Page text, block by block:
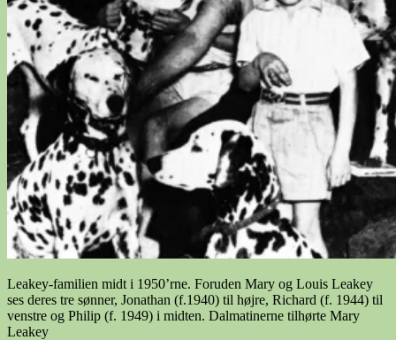
Leakey-familien midt i 1950’rne. Foruden Mary og Louis Leakey
ses deres tre sønner, Jonathan (f.1940) til højre, Richard (f. 1944) til
venstre og Philip (f. 1949) i midten. Dalmatinerne tilhørte Mary
Leakey